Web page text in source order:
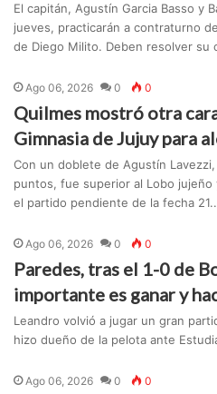
El capitán, Agustín Garcia Basso y
jueves, practicarán a contraturno
de Diego Milito. Deben resolver su
Ago 06, 2026 0 0
Quilmes mostró otra
Gimnasia de Jujuy para
Con un doblete de Agustín
puntos, fue superior al Lobo
el partido pendiente de la fecha
Ago 06, 2026 0 0
Paredes, tras el 1-0 de
importante es ganar y
Leandro volvió a jugar un gran
hizo dueño de la pelota ante
Ago 06, 2026 0 0